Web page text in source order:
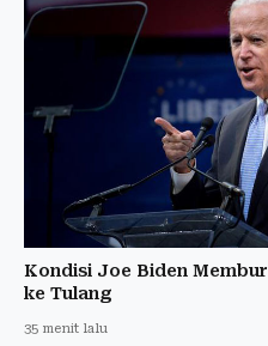
Kondisi Joe Biden
ke Tulang
35 menit lalu